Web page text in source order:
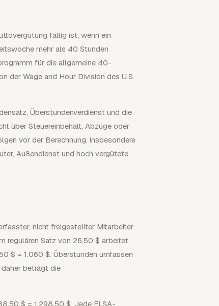
fällig ist, wenn ein
mehr als 40 Stunden
für die allgemeine 40-
der Wage and Hour Division des U.S.
Überstundenverdienst und die
über Steuereinbehalt, Abzüge oder
vor der Berechnung, insbesondere
Außendienst und hoch vergütete
nicht freigestellter Mitarbeiter
regulären Satz von 26,50 $ arbeitet.
$ = 1.060 $. Überstunden umfassen
beträgt die
$ = 1.298,50 $. Jede FLSA-